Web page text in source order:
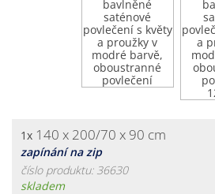
1x 140 x 200/70 x 90 cm
zapínání na zip
číslo produktu: 36630
skladem